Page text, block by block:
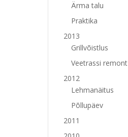
Ärma talu
Praktika
2013
Grillvõistlus
Veetrassi remont
2012
Lehmanäitus
Põllupäev
2011